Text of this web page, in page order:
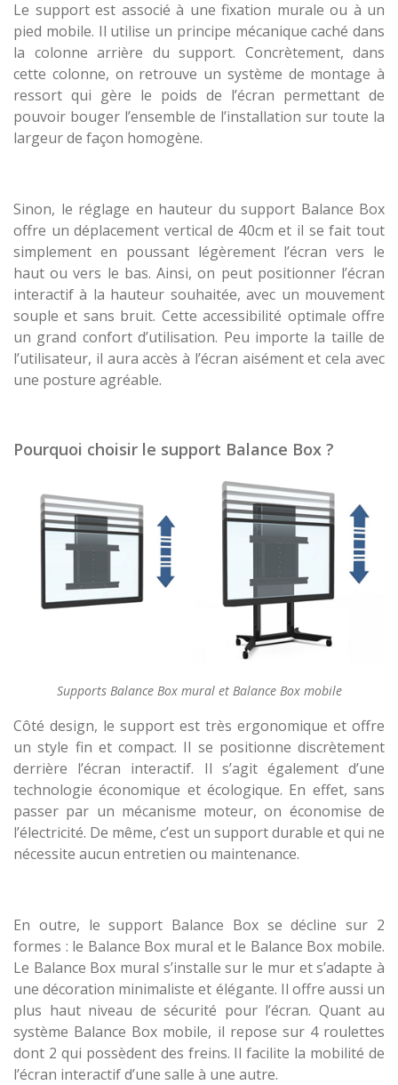
Le support est associé à une fixation murale ou à un
pied mobile. Il utilise un principe mécanique caché dans
la colonne arrière du support. Concrètement, dans
cette colonne, on retrouve un système de montage à
ressort qui gère le poids de l’écran permettant de
pouvoir bouger l’ensemble de l’installation sur toute la
largeur de façon homogène.
Sinon, le réglage en hauteur du support Balance Box
offre un déplacement vertical de 40cm et il se fait tout
simplement en poussant légèrement l’écran vers le
haut ou vers le bas. Ainsi, on peut positionner l’écran
interactif à la hauteur souhaitée, avec un mouvement
souple et sans bruit. Cette accessibilité optimale offre
un grand confort d’utilisation. Peu importe la taille de
l’utilisateur, il aura accès à l’écran aisément et cela avec
une posture agréable.
Pourquoi choisir le support Balance Box ?
Supports Balance Box mural et Balance Box mobile
Côté design, le support est très ergonomique et offre
un style fin et compact. Il se positionne discrètement
derrière l’écran interactif. Il s’agit également d’une
technologie économique et écologique. En effet, sans
passer par un mécanisme moteur, on économise de
l’électricité. De même, c’est un support durable et qui ne
nécessite aucun entretien ou maintenance.
En outre, le support Balance Box se décline sur 2
formes : le Balance Box mural et le Balance Box mobile.
Le Balance Box mural s’installe sur le mur et s’adapte à
une décoration minimaliste et élégante. Il offre aussi un
plus haut niveau de sécurité pour l’écran. Quant au
système Balance Box mobile, il repose sur 4 roulettes
dont 2 qui possèdent des freins. Il facilite la mobilité de
l’écran interactif d’une salle à une autre.